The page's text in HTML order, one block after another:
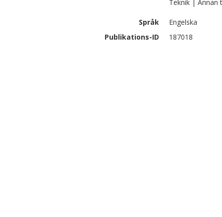
Teknik | Annan
Språk
Engelska
Publikations-ID
187018